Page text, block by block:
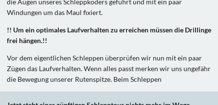
die Augen unseres Schleppköders geführt und mit ein paar
Windungen um das Maul fixiert.
!! Um ein optimales Laufverhalten zu erreichen müssen die Drillinge
frei hängen.!!
Vor dem eigentlichen Schleppen überprüfen wir nun mit ein paar
Zügen das Laufverhalten. Wenn alles passt merken wir uns ungefähr
die Bewegung unserer Rutenspitze. Beim Schleppen